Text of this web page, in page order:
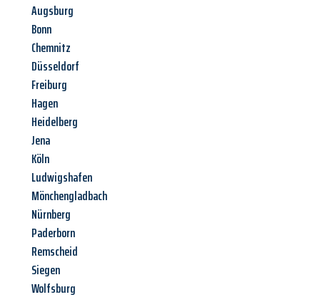
Augsburg
Bonn
Chemnitz
Düsseldorf
Freiburg
Hagen
Heidelberg
Jena
Köln
Ludwigshafen
Mönchengladbach
Nürnberg
Paderborn
Remscheid
Siegen
Wolfsburg